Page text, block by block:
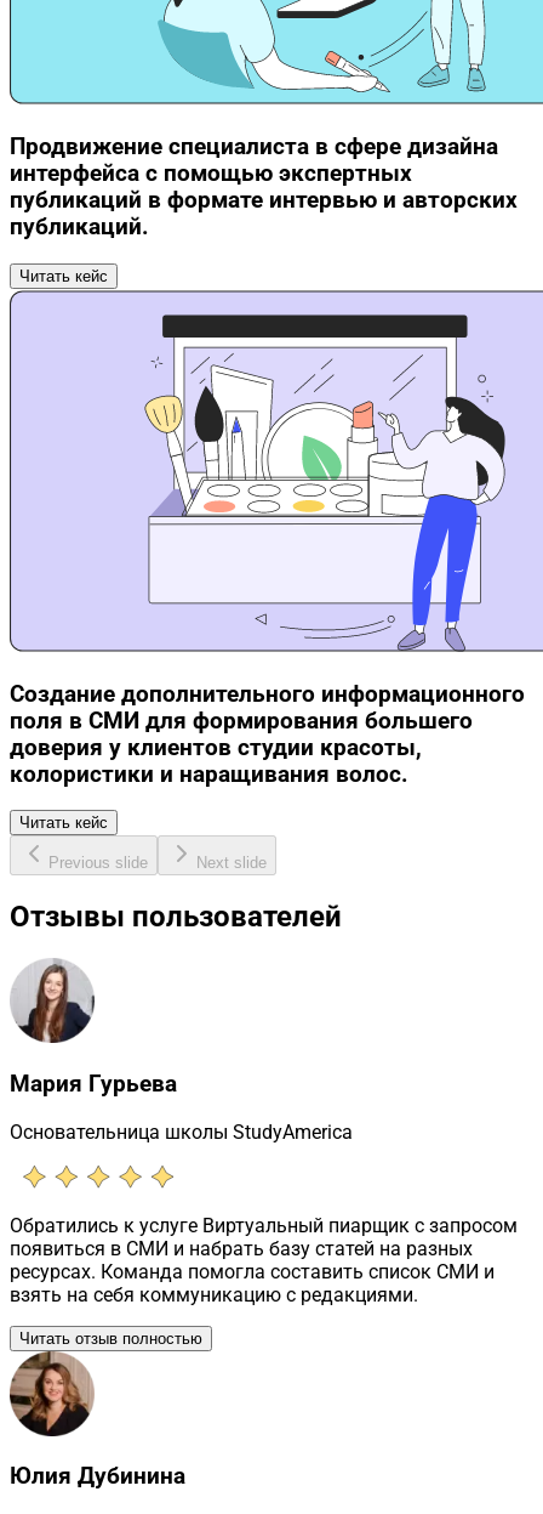
Продвижение специалиста в сфере дизайна
интерфейса с помощью экспертных
публикаций в формате интервью и авторских
публикаций.
Читать кейс
Создание дополнительного информационного
поля в СМИ для формирования большего
доверия у клиентов студии красоты,
колористики и наращивания волос.
Читать кейс
Previous slide Next slide
Отзывы пользователей
Мария Гурьева
Основательница школы StudyAmerica
Обратились к услуге Виртуальный пиарщик с запросом
появиться в СМИ и набрать базу статей на разных
ресурсах. Команда помогла составить список СМИ и
взять на себя коммуникацию с редакциями.
Читать отзыв полностью
Юлия Дубинина